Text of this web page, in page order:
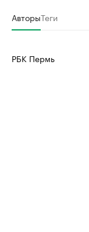
АвторыТеги
РБК Пермь